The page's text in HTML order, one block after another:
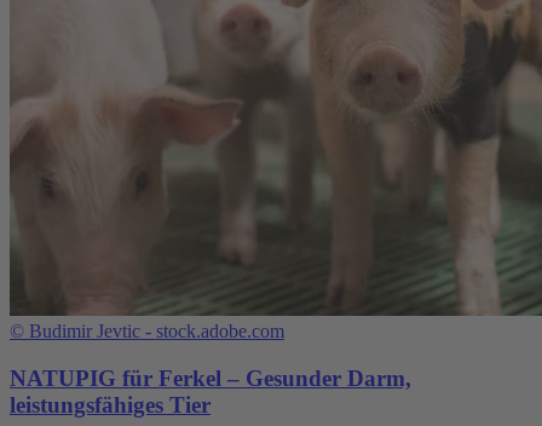
© Budimir Jevtic - stock.adobe.com
NATUPIG für Ferkel – Gesunder Darm,
leistungsfähiges Tier